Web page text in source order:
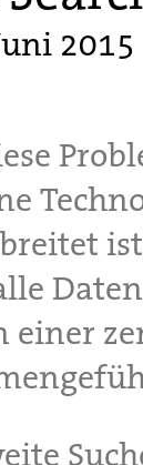
2015
einer